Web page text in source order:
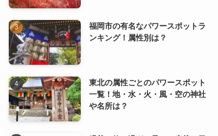
福岡市の有名なパワースポットラ
ンキング！属性別は？
東北の属性ごとのパワースポット
一覧！地・水・火・風・空の神社
や名所は？